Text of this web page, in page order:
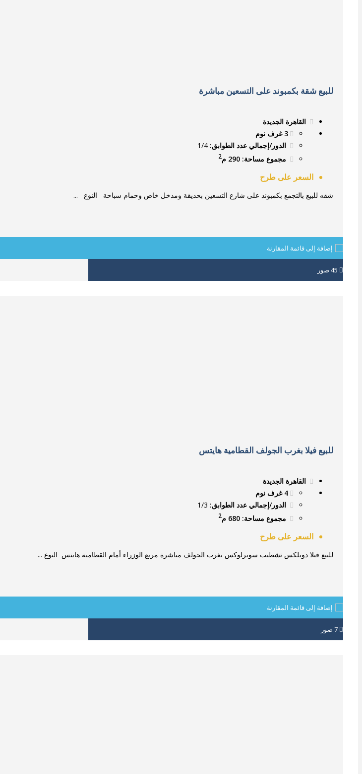
للبيع شقة بكمبوند على التسعين مباشرة
القاهرة الجديدة
3 غرف نوم
الدور/إجمالي عدد الطوابق: 1/4
مجموع مساحة: 290 م
2
السعر على طرح
شقه للبيع بالتجمع بكمبوند على شارع التسعين بحديقة ومدخل خاص وحمام سباحة النوع ...
إضافة إلى قائمة المقارنة
45 صور
للبيع فيلا بغرب الجولف القطامية هايتس
القاهرة الجديدة
4 غرف نوم
الدور/إجمالي عدد الطوابق: 1/3
مجموع مساحة: 680 م
2
السعر على طرح
للبيع فيلا دوبلكس تشطيب سوبرلوكس بغرب الجولف مباشرة مربع الوزراء أمام القطامية هايتس النوع ...
إضافة إلى قائمة المقارنة
7 صور